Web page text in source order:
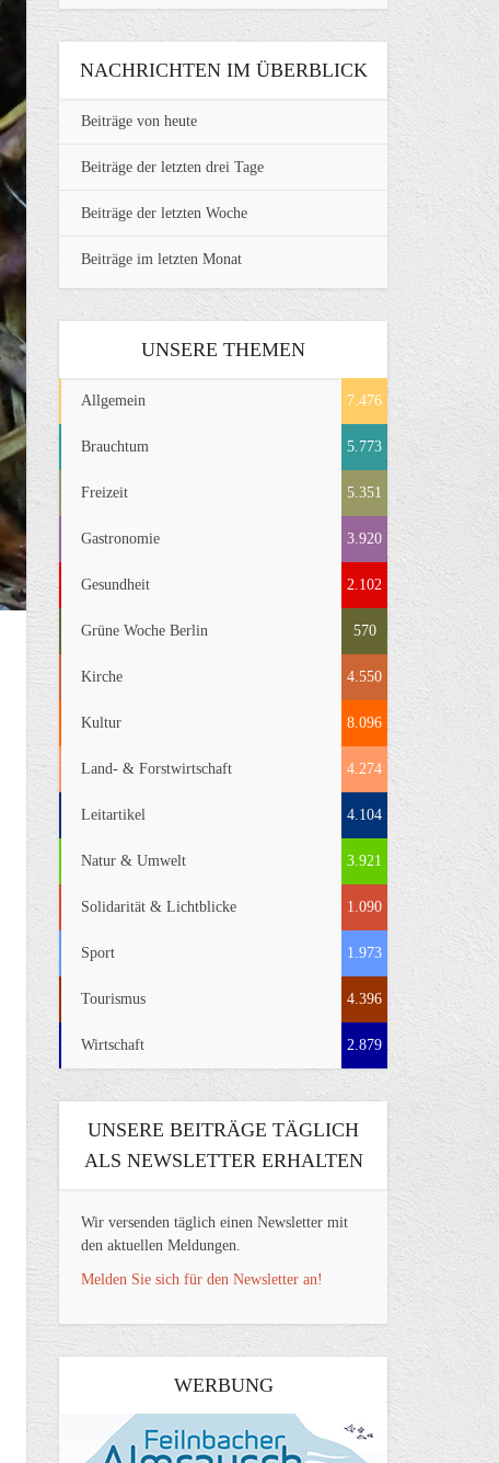
NACHRICHTEN IM ÜBERBLICK
Beiträge von heute
Beiträge der letzten drei Tage
Beiträge der letzten Woche
Beiträge im letzten Monat
UNSERE THEMEN
Allgemein 7.476
Brauchtum 5.773
Freizeit 5.351
Gastronomie 3.920
Gesundheit 2.102
Grüne Woche Berlin 570
Kirche 4.550
Kultur 8.096
Land- & Forstwirtschaft 4.274
Leitartikel 4.104
Natur & Umwelt 3.921
Solidarität & Lichtblicke 1.090
Sport 1.973
Tourismus 4.396
Wirtschaft 2.879
UNSERE BEITRÄGE TÄGLICH
ALS NEWSLETTER ERHALTEN
Wir versenden täglich einen Newsletter mit
den aktuellen Meldungen.
Melden Sie sich für den Newsletter an!
WERBUNG